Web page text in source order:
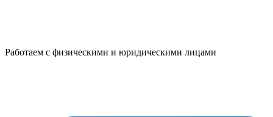
Работаем с физическими и юридическими лицами